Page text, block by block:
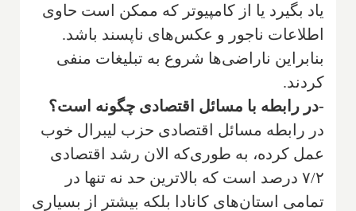
یاد بگیرد یا از کامپیوتر که ممکن است حاوی
اطلاعات ناجور و عکس‌های ناپسند باشد.
بنابراین ناراضی‌ها شروع به تبلیغات منفی
کردند.
-در رابطه با مسائل اقتصادی چگونه است؟
در رابطه مسائل اقتصادی حزب لیبرال خوب
عمل کرده، به طوری‌که الان رشد اقتصادی
۷/۲ درصد است که بالاترین حد نه تنها در
تمامی استان‌های کانادا بلکه بیشتر از بسیاری